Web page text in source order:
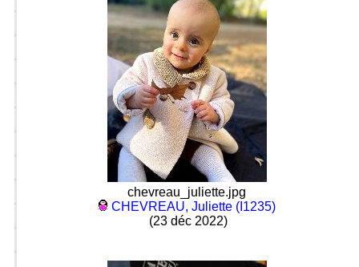
chevreau_juliette.jpg
CHEVREAU, Juliette (I1235)
(23 déc 2022)